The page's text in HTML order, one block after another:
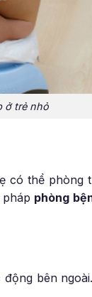
ở trẻ nhỏ
có thể phòng
phòng
bên